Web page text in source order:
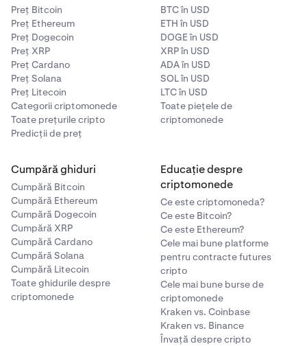
Preț Bitcoin
Preț Ethereum
Preț Dogecoin
Preț XRP
Preț Cardano
Preț Solana
Preț Litecoin
Categorii criptomonede
Toate prețurile cripto
Predicții de preț
BTC în USD
ETH în USD
DOGE în USD
XRP în USD
ADA în USD
SOL în USD
LTC în USD
Toate piețele de
criptomonede
Cumpără ghiduri
Cumpără Bitcoin
Cumpără Ethereum
Cumpără Dogecoin
Cumpără XRP
Cumpără Cardano
Cumpără Solana
Cumpără Litecoin
Toate ghidurile despre
criptomonede
Educație despre
criptomonede
Ce este criptomoneda?
Ce este Bitcoin?
Ce este Ethereum?
Cele mai bune platforme
pentru contracte futures
cripto
Cele mai bune burse de
criptomonede
Kraken vs. Coinbase
Kraken vs. Binance
Învață despre cripto